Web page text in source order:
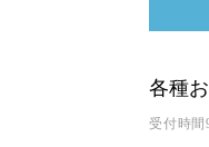
各種
受付時間